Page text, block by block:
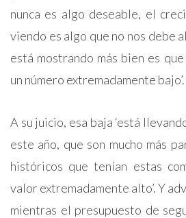
nunca es algo deseable, el
viendo es algo que no nos debe
está mostrando más bien es
un número extremadamente bajo’.
A su juicio, esa baja ‘está
este año, que son mucho más
históricos que tenían estas
valor extremadamente alto’. Y
mientras el presupuesto de